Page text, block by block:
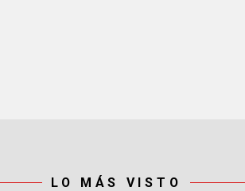
LO MÁS VISTO